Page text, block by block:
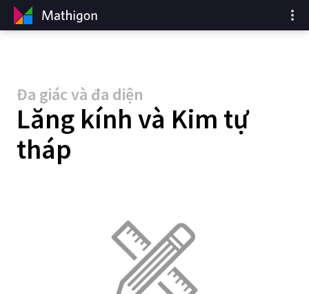
Đa giác và đa diện
Lăng kính và Kim tự
tháp